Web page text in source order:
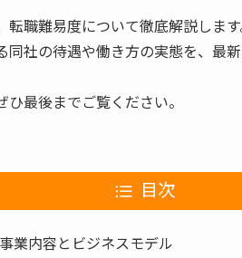
職難易度について徹底解説します
社の待遇や働き方の実態を、最
最後までご覧ください。
目次
業内容とビジネスモデル